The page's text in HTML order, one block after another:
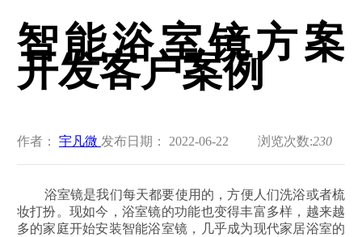
智能浴室镜方案
开发客户案例
作者： 宇凡微 发布日期： 2022-06-22 浏览次数:230
浴室镜是我们每天都要使用的，方便人们洗浴或者梳
妆打扮。现如今，浴室镜的功能也变得丰富多样，越来越
多的家庭开始安装智能浴室镜，几乎成为现代家居浴室的